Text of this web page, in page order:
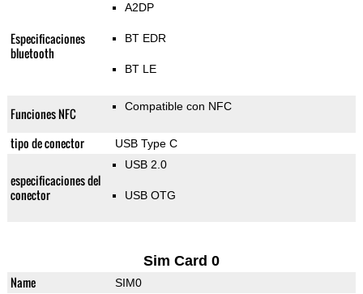
Especificaciones
bluetooth
A2DP
BT EDR
BT LE
Funciones NFC Compatible con NFC
tipo de conector USB Type C
especificaciones del
conector
USB 2.0
USB OTG
Sim Card 0
Name SIM0